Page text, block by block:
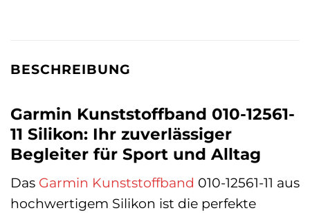
BESCHREIBUNG
Garmin Kunststoffband 010-12561-
11 Silikon: Ihr zuverlässiger
Begleiter für Sport und Alltag
Das Garmin Kunststoffband 010-12561-11 aus
hochwertigem Silikon ist die perfekte